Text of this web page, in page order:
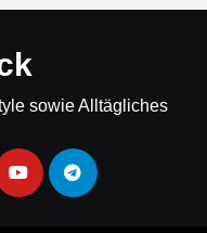
sowie Alltägliches